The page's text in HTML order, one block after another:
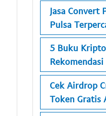
Jasa Convert
Pulsa
5 Buku
Cek Airdrop
Token Gratis